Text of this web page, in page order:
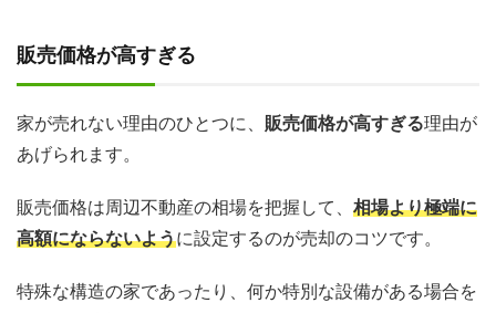
販売価格が高すぎる
家が売れない理由のひとつに、 販売価格が高すぎる理由が
あげられます。
販売価格は周辺不動産の相場を把握して、 相場より極端に
高額にならないように設定するのが売却のコツです。
特殊な構造の家であったり、何か特別な設備がある場合を